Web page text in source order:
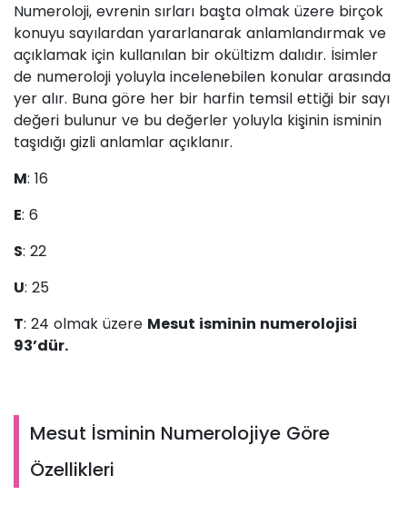
Numeroloji, evrenin sırları başta olmak üzere birçok
konuyu sayılardan yararlanarak anlamlandırmak ve
açıklamak için kullanılan bir okültizm dalıdır. İsimler
de numeroloji yoluyla incelenebilen konular arasında
yer alır. Buna göre her bir harfin temsil ettiği bir sayı
değeri bulunur ve bu değerler yoluyla kişinin isminin
taşıdığı gizli anlamlar açıklanır.
M: 16
E: 6
S: 22
U: 25
T: 24 olmak üzere Mesut isminin numerolojisi
93’dür.
Mesut İsminin Numerolojiye Göre
Özellikleri